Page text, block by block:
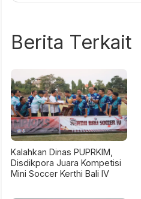
Berita Terkait
Kalahkan Dinas PUPRKIM,
Disdikpora Juara Kompetisi
Mini Soccer Kerthi Bali IV